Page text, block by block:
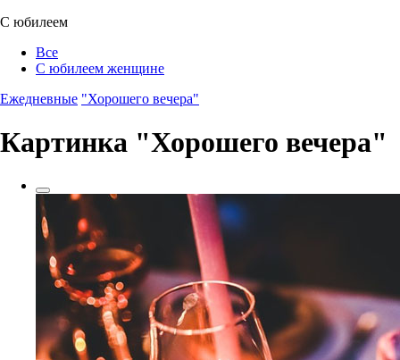
С юбилеем
Все
С юбилеем женщине
Ежедневные "Хорошего вечера"
Картинка "Хорошего вечера"